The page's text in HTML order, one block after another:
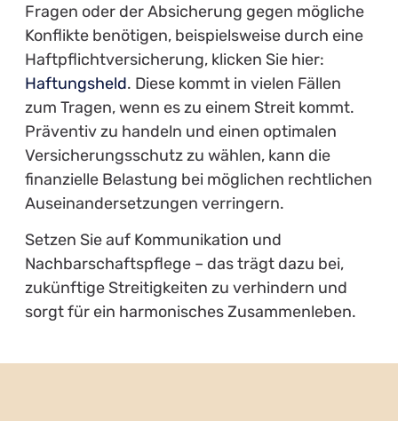
Fragen oder der Absicherung gegen mögliche
Konflikte benötigen, beispielsweise durch eine
Haftpflichtversicherung, klicken Sie hier:
Haftungsheld. Diese kommt in vielen Fällen
zum Tragen, wenn es zu einem Streit kommt.
Präventiv zu handeln und einen optimalen
Versicherungsschutz zu wählen, kann die
finanzielle Belastung bei möglichen rechtlichen
Auseinandersetzungen verringern.
Setzen Sie auf Kommunikation und
Nachbarschaftspflege – das trägt dazu bei,
zukünftige Streitigkeiten zu verhindern und
sorgt für ein harmonisches Zusammenleben.